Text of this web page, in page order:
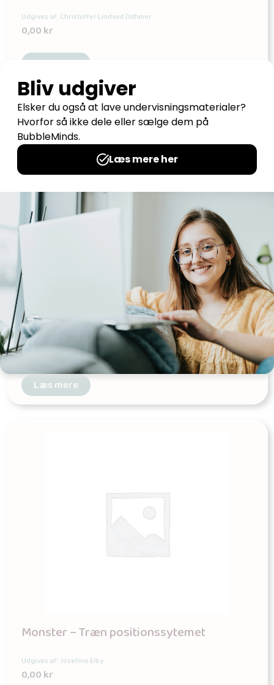
Udgives af: Christoffer Lindved Dithmer
0,00kr
Læs mere
Juleskabeloner
Udgives af: Kirstine Kirk
0,00
Læs mere
Monster – Træn positionssytemet
Udgives af: Josefine Eiby
0,00kr